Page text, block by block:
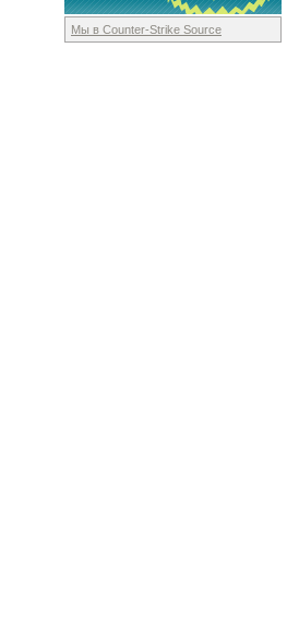
Мы в Counter-Strike Source